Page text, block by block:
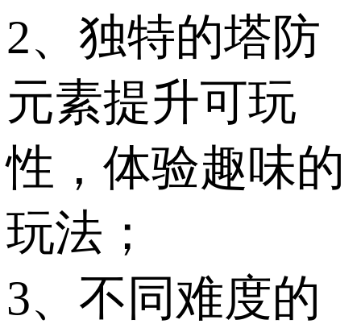
2、独特的塔防
元素提升可玩
性，体验趣味的
玩法；
3、不同难度的